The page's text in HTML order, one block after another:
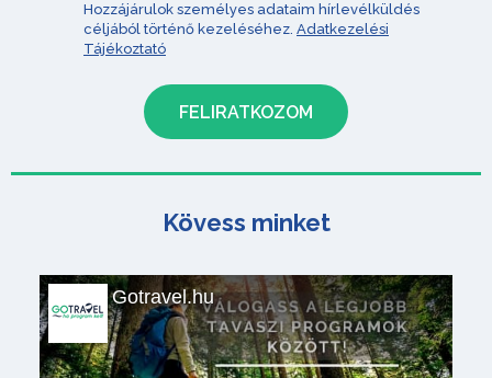
Hozzájárulok személyes adataim hírlevélküldés
céljából történő kezeléséhez. Adatkezelési
Tájékoztató
Kövess minket
Gotravel.hu